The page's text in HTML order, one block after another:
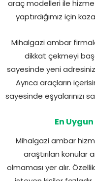
araç modelleri ile hizmet
yaptırdığımız için
Mihalgazi ambar
dikkat çekmeyi
sayesinde yeni
Ayrıca araçların
sayesinde eşyalarınızı
En
Mihalgazi ambar
araştırılan konular
olmaması yer alır.